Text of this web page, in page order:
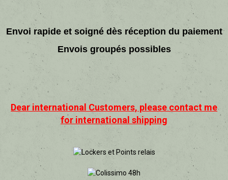
Envoi rapide et soigné dès réception du paiement
Envois groupés possibles
Dear international Customers, please contact me
for international shipping